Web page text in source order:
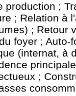
production ;
; Relation à
; Retour
foyer ; Auto-
(internat, à
;